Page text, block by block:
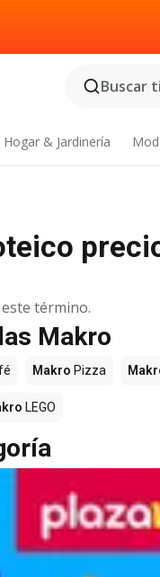
Buscar
Hogar & Jardinería
término.
Makro
Makro Pizza
LEGO